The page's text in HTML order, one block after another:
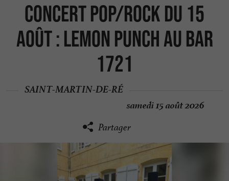
Concert Pop/Rock du 15
Août : Lemon Punch au Bar
1721
SAINT-MARTIN-DE-RÉ
samedi 15 août 2026
Partager